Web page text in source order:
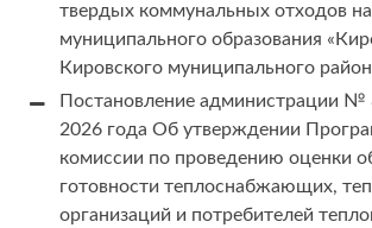
твердых коммунальных отходов
муниципального образования
Кировского муниципального
Постановление администрации №
2026 года Об утверждении
комиссии по проведению оценки
готовности теплоснабжающих,
организаций и потребителей